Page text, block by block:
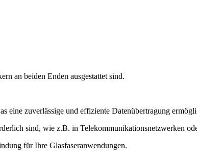
an beiden Enden ausgestattet sind.
eine zuverlässige und effiziente Datenübertragung
sind, wie z.B. in Telekommunikationsnetzwerken
für Ihre Glasfaseranwendungen.